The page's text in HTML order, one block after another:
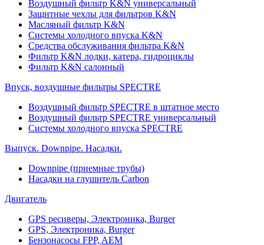
Воздушный фильтр K&N универсальный
Защитные чехлы для фильтров K&N
Масляный фильтр K&N
Системы холодного впуска K&N
Средства обслуживания фильтра K&N
Фильтр K&N лодки, катера, гидроциклы
Фильтр K&N салонный
Впуск, воздушные фильтры SPECTRE
Воздушный фильтр SPECTRE в штатное место
Воздушный фильтр SPECTRE универсальный
Системы холодного впуска SPECTRE
Выпуск. Downpipe. Насадки.
Downpipe (приемные трубы)
Насадки на глушитель Carbon
Двигатель
GPS ресиверы, Электроника, Burger
GPS, Электроника, Burger
Бензонасосы FPP, AEM